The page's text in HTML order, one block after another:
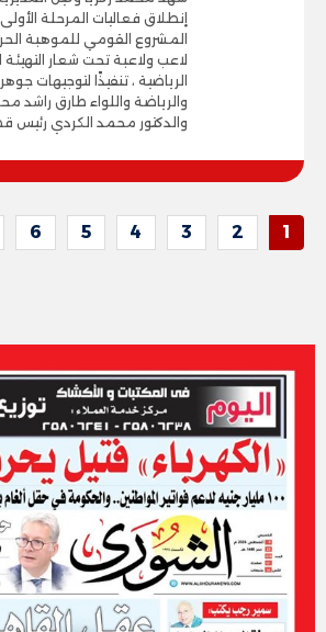
إنطلاق فعاليات المرحلة
لاعب ولاعبة تحت شعار التهيئة
الرياضية ، تنفيذًا لتوجيهات
والرياضة واللواء طارق راشد
والدكتور محمد الكردي رئيس
1
2
3
4
5
6